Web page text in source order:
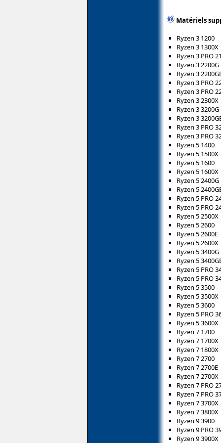
Matériels
Ryzen 3 1200
Ryzen 3 1300X
Ryzen 3 PRO
Ryzen 3 2200G
Ryzen 3
Ryzen 3 PRO
Ryzen 3 PRO
Ryzen 3 2300X
Ryzen 3 3200G
Ryzen 3
Ryzen 3 PRO
Ryzen 3 PRO
Ryzen 5 1400
Ryzen 5 1500X
Ryzen 5 1600
Ryzen 5 1600X
Ryzen 5 2400G
Ryzen 5
Ryzen 5 PRO
Ryzen 5 PRO
Ryzen 5 2500X
Ryzen 5 2600
Ryzen 5 2600E
Ryzen 5 2600X
Ryzen 5 3400G
Ryzen 5
Ryzen 5 PRO
Ryzen 5 PRO
Ryzen 5 3500
Ryzen 5 3500X
Ryzen 5 3600
Ryzen 5 PRO
Ryzen 5 3600X
Ryzen 7 1700
Ryzen 7 1700X
Ryzen 7 1800X
Ryzen 7 2700
Ryzen 7 2700E
Ryzen 7 2700X
Ryzen 7 PRO
Ryzen 7 PRO
Ryzen 7 3700X
Ryzen 7 3800X
Ryzen 9 3900
Ryzen 9 PRO
Ryzen 9 3900X